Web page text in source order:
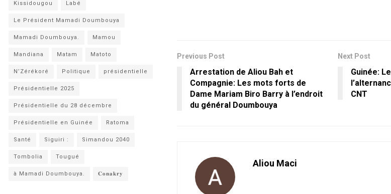
Previous Post
Arrestation de Aliou Bah et
Compagnie: Les mots forts de
Dame Mariam Biro Barry à l’endroit
du général Doumbouya
Next Post
Guinée:
CNT
Aliou Maci
Kissidougou Labé
Le Président Mamadi Doumbouya
Mamadi Doumbouya. Mamou
Mandiana Matam Matoto
N’Zérékoré Politique présidentielle
Présidentielle 2025
Présidentielle du 28 décembre
Présidentielle en Guinée Ratoma
Santé Siguiri : Simandou 2040
Tombolia Tougué
à Mamadi Doumbouya. 𝐂𝐨𝐧𝐚𝐤𝐫𝐲